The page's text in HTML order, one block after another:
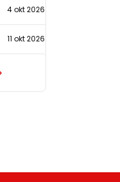
4 okt 2026
11 okt 2026